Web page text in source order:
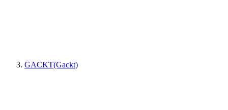
GACKT(Gackt)